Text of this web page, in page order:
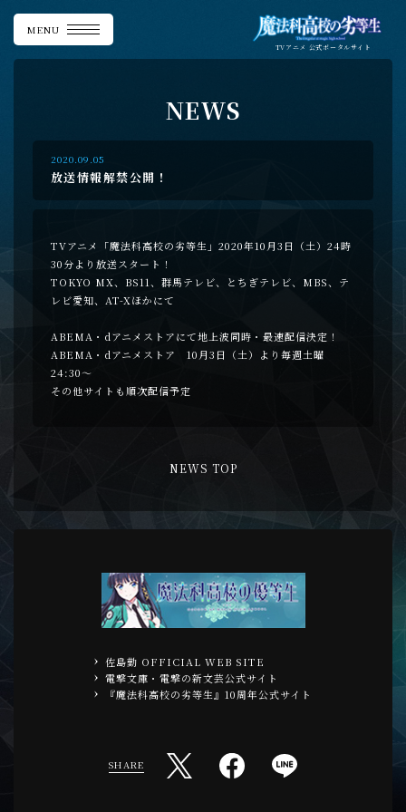
MENU
TVアニメ 公式ポータルサイト
NEWS
2020.09.05
放送情報解禁公開！
TVアニメ「魔法科高校の劣等生」2020年10月3日（土）24時
30分より放送スタート！
TOKYO MX、BS11、群馬テレビ、とちぎテレビ、MBS、テ
レビ愛知、AT-Xほかにて
ABEMA・dアニメストアにて地上波同時・最速配信決定！
ABEMA・dアニメストア 10月3日（土）より毎週土曜
24:30～
その他サイトも順次配信予定
NEWS TOP
佐島勤 OFFICIAL WEB SITE
電撃文庫・電撃の新文芸公式サイト
『魔法科高校の劣等生』10周年公式サイト
SHARE